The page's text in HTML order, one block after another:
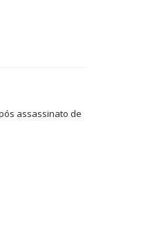
assassinato de